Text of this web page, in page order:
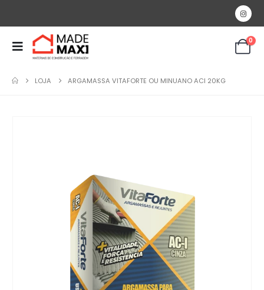
0
LOJA ARGAMASSA VITAFORTE OU MINUANO ACI 20KG